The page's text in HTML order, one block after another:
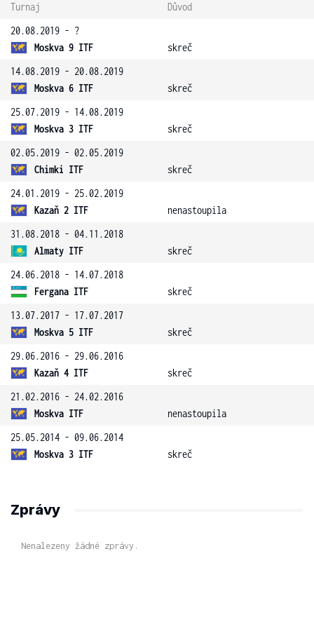
Turnaj
Důvod
20.08.2019 - ?
Moskva 9 ITF
skreč
14.08.2019 - 20.08.2019
Moskva 6 ITF
skreč
25.07.2019 - 14.08.2019
Moskva 3 ITF
skreč
02.05.2019 - 02.05.2019
Chimki ITF
skreč
24.01.2019 - 25.02.2019
Kazaň 2 ITF
nenastoupila
31.08.2018 - 04.11.2018
Almaty ITF
skreč
24.06.2018 - 14.07.2018
Fergana ITF
skreč
13.07.2017 - 17.07.2017
Moskva 5 ITF
skreč
29.06.2016 - 29.06.2016
Kazaň 4 ITF
skreč
21.02.2016 - 24.02.2016
Moskva ITF
nenastoupila
25.05.2014 - 09.06.2014
Moskva 3 ITF
skreč
Zprávy
Nenalezeny žádné zprávy.